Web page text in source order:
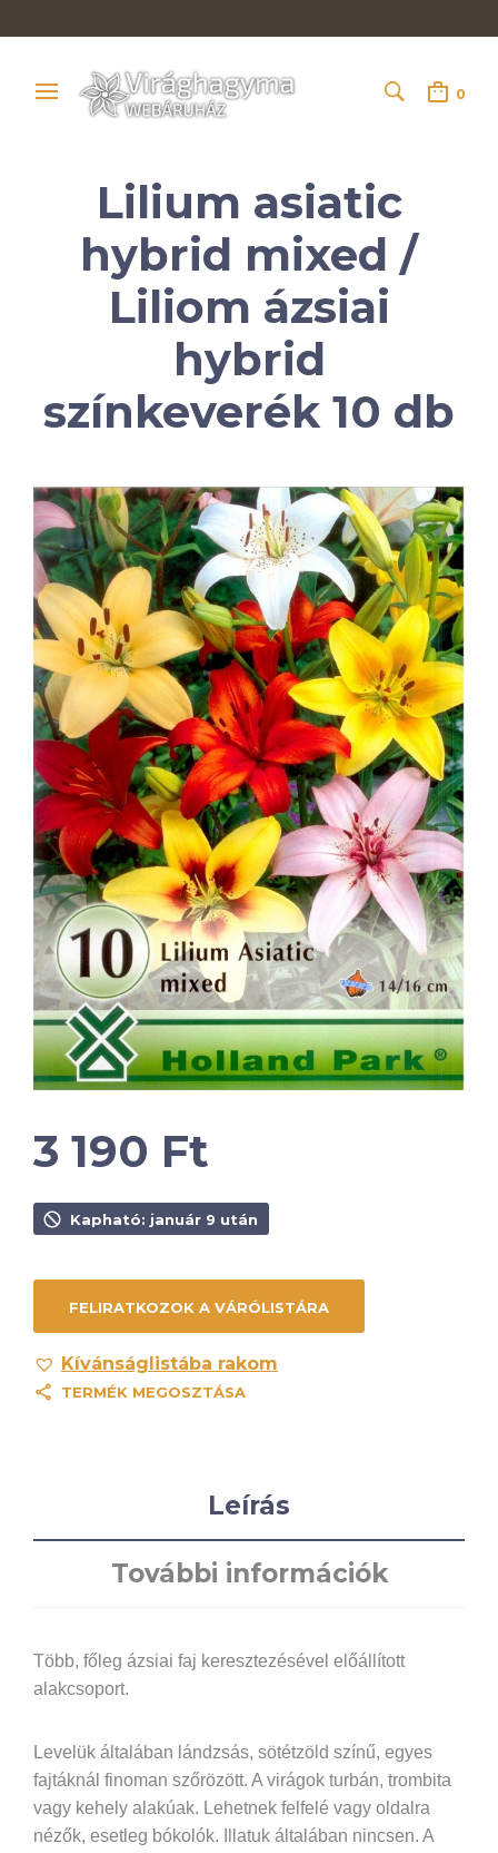
0
Lilium asiatic
hybrid mixed /
Liliom ázsiai
hybrid
színkeverék 10 db
3 190 Ft
Kapható: január 9 után
Kívánságlistába rakom
TERMÉK MEGOSZTÁSA
Leírás
További információk
Több, főleg ázsiai faj keresztezésével előállított
alakcsoport.
Levelük általában lándzsás, sötétzöld színű, egyes
fajtáknál finoman szőrözött. A virágok turbán, trombita
vagy kehely alakúak. Lehetnek felfelé vagy oldalra
nézők, esetleg bókolók. Illatuk általában nincsen. A